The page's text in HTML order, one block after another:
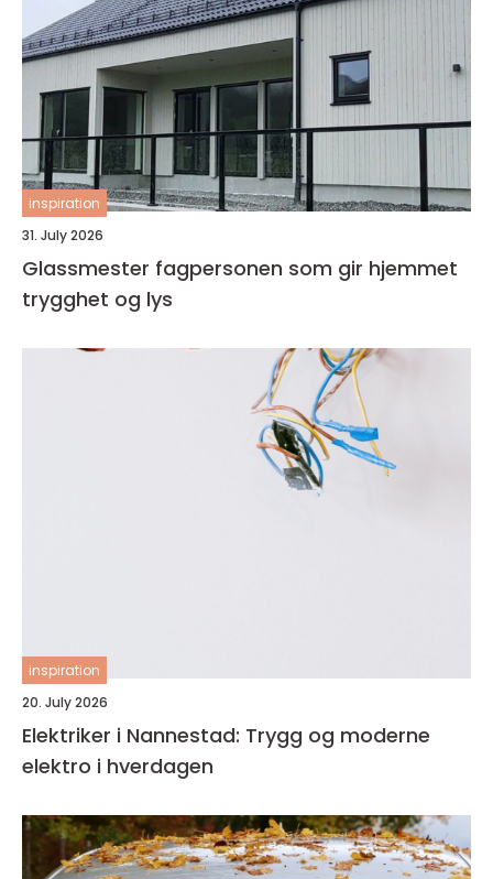
inspiration
31. July 2026
Glassmester fagpersonen som gir hjemmet
trygghet og lys
inspiration
20. July 2026
Elektriker i Nannestad: Trygg og moderne
elektro i hverdagen